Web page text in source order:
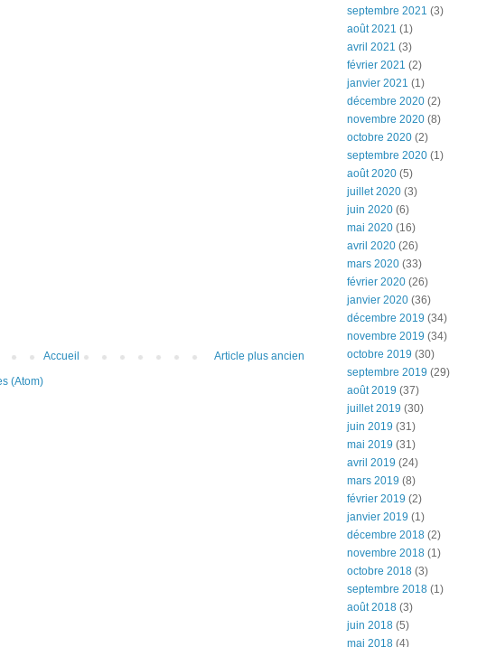
Article plus ancien
Accueil
(Atom)
septembre 2021 (3)
août 2021 (1)
avril 2021 (3)
février 2021 (2)
janvier 2021 (1)
décembre 2020 (2)
novembre 2020 (8)
octobre 2020 (2)
septembre 2020 (1)
août 2020 (5)
juillet 2020 (3)
juin 2020 (6)
mai 2020 (16)
avril 2020 (26)
mars 2020 (33)
février 2020 (26)
janvier 2020 (36)
décembre 2019 (34)
novembre 2019 (34)
octobre 2019 (30)
septembre 2019 (29)
août 2019 (37)
juillet 2019 (30)
juin 2019 (31)
mai 2019 (31)
avril 2019 (24)
mars 2019 (8)
février 2019 (2)
janvier 2019 (1)
décembre 2018 (2)
novembre 2018 (1)
octobre 2018 (3)
septembre 2018 (1)
août 2018 (3)
juin 2018 (5)
mai 2018 (4)